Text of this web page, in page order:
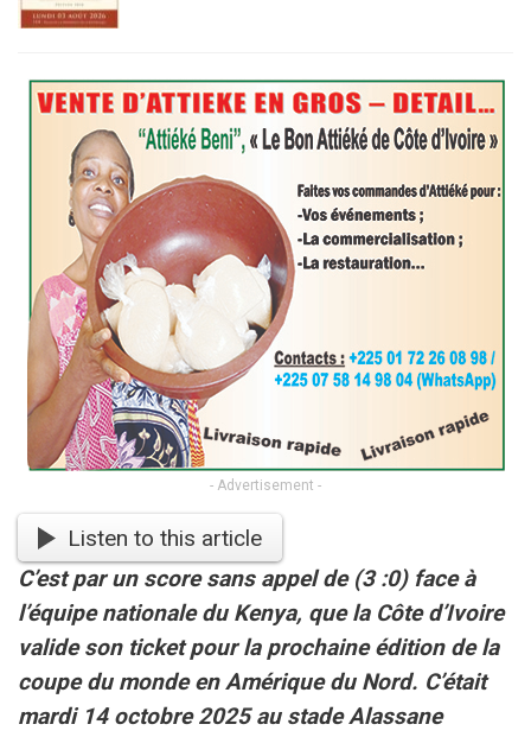
- Advertisement -
Listen to this article
C’est par un score sans appel de (3 :0) face à
l’équipe nationale du Kenya, que la Côte d’Ivoire
valide son ticket pour la prochaine édition de la
coupe du monde en Amérique du Nord. C’était
mardi 14 octobre 2025 au stade Alassane